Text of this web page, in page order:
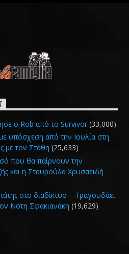
ο Rob από το Survivor (33,000)
υπόσχεση από την Ιουλία στη
με τον Στάθη (25,633)
που θα παίρνουν την
και η Σταυρούλα Χρυσαειδή
στο διαδίκτυο – Τραγουδάει
Νοτη Σφακιανάκη (19,629)